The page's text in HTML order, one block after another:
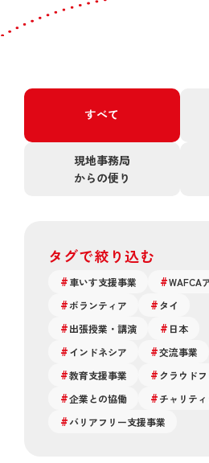
すべて
現地事務局
からの便り
タグで絞り込む
車いす支援事業
WAFCA
ボランティア
タイ
出張授業・講演
日本
インドネシア
交流事業
教育支援事業
クラウド
企業との協働
チャリテ
バリアフリー支援事業